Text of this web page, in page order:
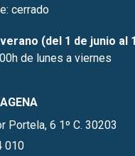
cerrado
(del 1 de junio al
de lunes a viernes
Portela, 6 1º C. 30203
010